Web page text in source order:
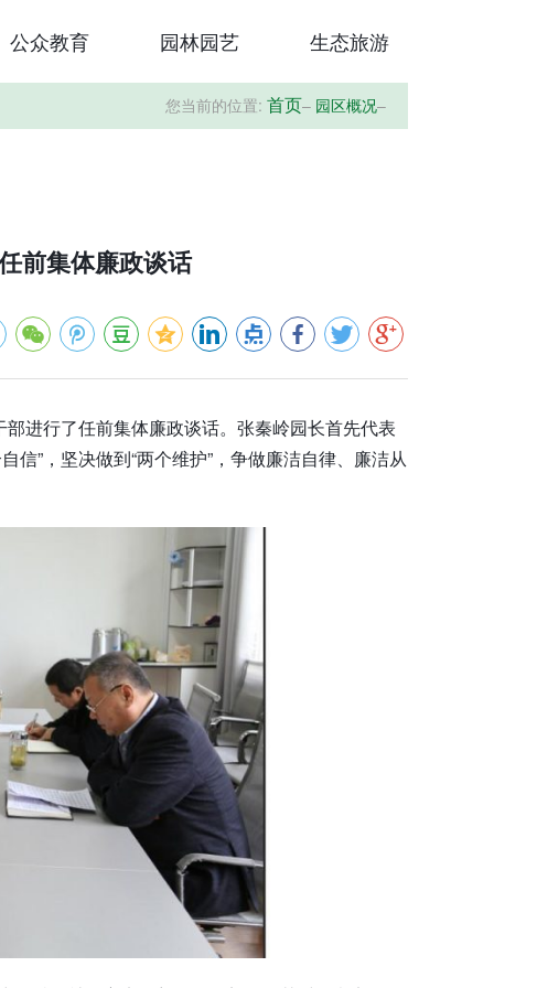
公众教育 园林园艺 生态旅游
您当前的位置: 首页– 园区概况–
前集体廉政谈话
进行了任前集体廉政谈话。张秦岭园长首先代表
信”，坚决做到“两个维护”，争做廉洁自律、廉洁从